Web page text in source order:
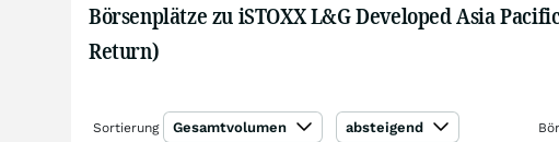
Börsenplätze zu iSTOXX L&G Developed Asia
Return)
Sortierung Gesamtvolumen absteigend